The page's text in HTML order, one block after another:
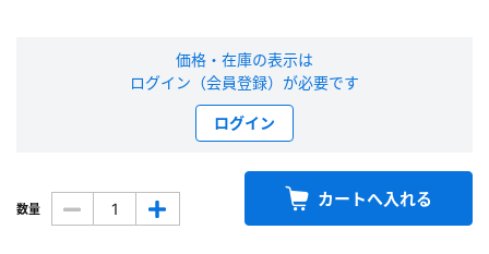
価格・在庫の表示は
ログイン（会員登録）が必要です
ログイン
数量 カートへ入れる
新規会員登録（無料）
※新規会員登録をお申し込み頂いてから本登録となるまで、数日間かかる場合
があります。また当社の判断によりお断りする場合があります。
会員の方はこちら